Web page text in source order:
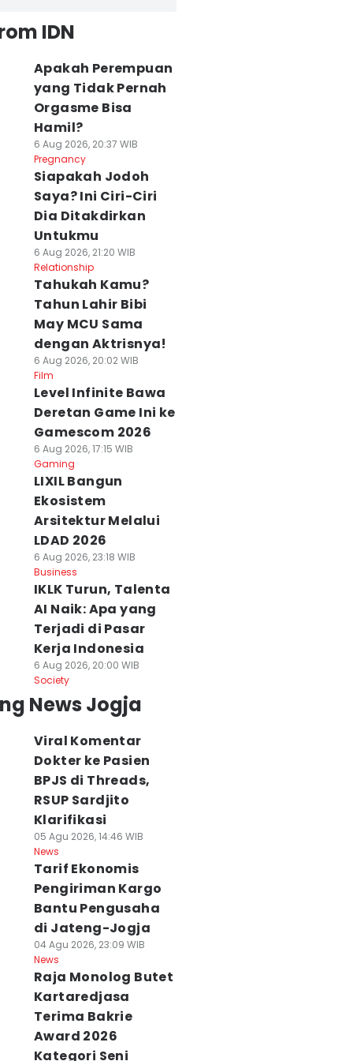
IDN
Apakah Perempuan
yang Tidak Pernah
Orgasme Bisa
Hamil?
6 Aug 2026, 20:37 WIB
Pregnancy
Siapakah Jodoh
Saya? Ini Ciri-Ciri
Dia Ditakdirkan
Untukmu
6 Aug 2026, 21:20 WIB
Relationship
Tahukah Kamu?
Tahun Lahir Bibi
May MCU Sama
dengan Aktrisnya!
6 Aug 2026, 20:02 WIB
Film
Level Infinite Bawa
Deretan Game Ini ke
Gamescom 2026
6 Aug 2026, 17:15 WIB
Gaming
LIXIL Bangun
Ekosistem
Arsitektur Melalui
LDAD 2026
6 Aug 2026, 23:18 WIB
Business
IKLK Turun, Talenta
AI Naik: Apa yang
Terjadi di Pasar
Kerja Indonesia
6 Aug 2026, 20:00 WIB
Society
News Jogja
Viral Komentar
Dokter ke Pasien
BPJS di Threads,
RSUP Sardjito
Klarifikasi
05 Agu 2026, 14:46 WIB
News
Tarif Ekonomis
Pengiriman Kargo
Bantu Pengusaha
di Jateng-Jogja
04 Agu 2026, 23:09 WIB
News
Raja Monolog Butet
Kartaredjasa
Terima Bakrie
Award 2026
Kategori Seni